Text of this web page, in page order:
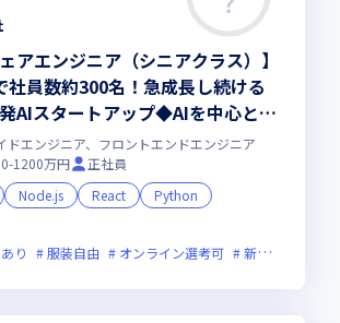
アエンジニア（シニアクラス）】
社員数約300名！急成長し続ける
AIスタートアップ◆AIを中心とす
ノロジーを提供／燈株式会社
ドエンジニア、フロントエンドエンジニア
1200万円
正社員
Node.js React
Python
り
服装自由 オンライン選考可 新規立ち上げ